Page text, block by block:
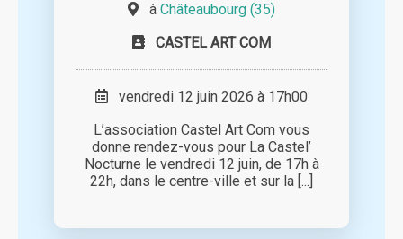
à Châteaubourg (35)
CASTEL ART COM
vendredi 12 juin 2026 à 17h00
L’association Castel Art Com vous
donne rendez-vous pour La Castel’
Nocturne le vendredi 12 juin, de 17h à
22h, dans le centre-ville et sur la [...]